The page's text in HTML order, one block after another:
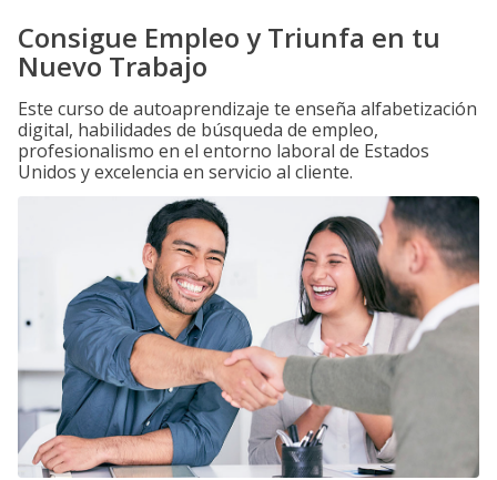
Consigue Empleo y Triunfa en tu
Nuevo Trabajo
Este curso de autoaprendizaje te enseña alfabetización
digital, habilidades de búsqueda de empleo,
profesionalismo en el entorno laboral de Estados
Unidos y excelencia en servicio al cliente.